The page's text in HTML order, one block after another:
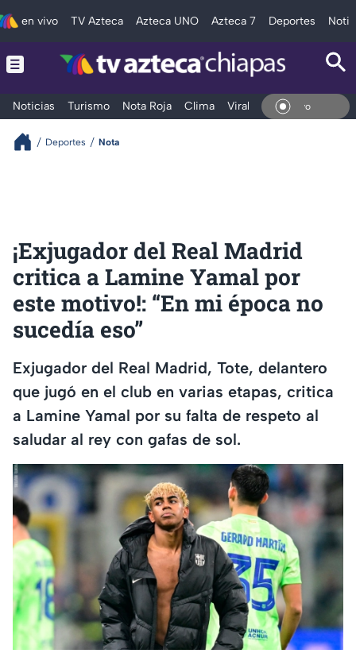
en vivo TV Azteca Azteca UNO Azteca 7 Deportes
Noticias Turismo Nota Roja Clima Viral y Tendencia En
Deportes Nota
¡Exjugador del Real Madrid
critica a Lamine Yamal por
este motivo!: “En mi época no
sucedía eso”
Exjugador del Real Madrid, Tote, delantero
que jugó en el club en varias etapas, critica
a Lamine Yamal por su falta de respeto al
saludar al rey con gafas de sol.